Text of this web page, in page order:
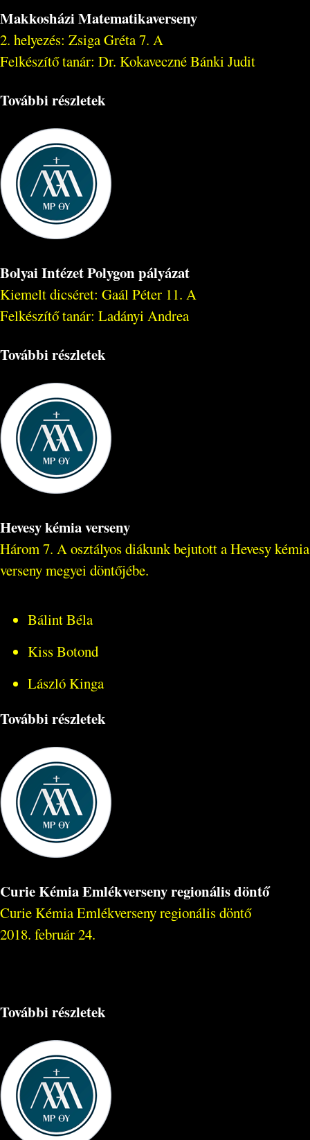
Makkosházi Matematikaverseny
2. helyezés: Zsiga Gréta 7. A
Felkészítő tanár: Dr. Kokaveczné Bánki Judit
További részletek
Bolyai Intézet Polygon pályázat
Kiemelt dicséret: Gaál Péter 11. A
Felkészítő tanár: Ladányi Andrea
További részletek
Hevesy kémia verseny
Három 7. A osztályos diákunk bejutott a Hevesy kémia
verseny megyei döntőjébe.
Bálint Béla
Kiss Botond
László Kinga
További részletek
Curie Kémia Emlékverseny regionális döntő
Curie Kémia Emlékverseny regionális döntő
2018. február 24.
További részletek